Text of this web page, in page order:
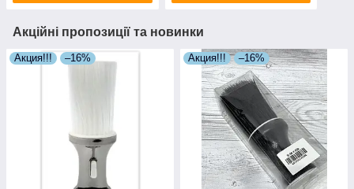
Акційні пропозиції та новинки
Акция!!! –16% Акция!!! –16%